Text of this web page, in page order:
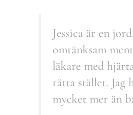
Jessica är en
omtänksam
läkare med
rätta stället. Jag
mycket mer än